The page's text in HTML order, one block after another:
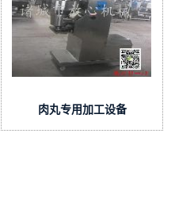
肉丸专用加工设备